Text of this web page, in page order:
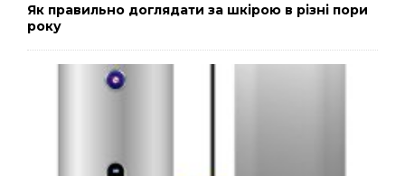
Як правильно доглядати за шкірою в різні пори
року